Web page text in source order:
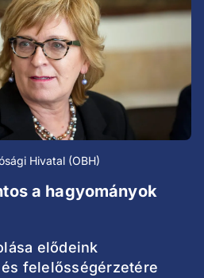
Hivatal (OBH)
a hagyományok
elődeink
felelősségérzetére